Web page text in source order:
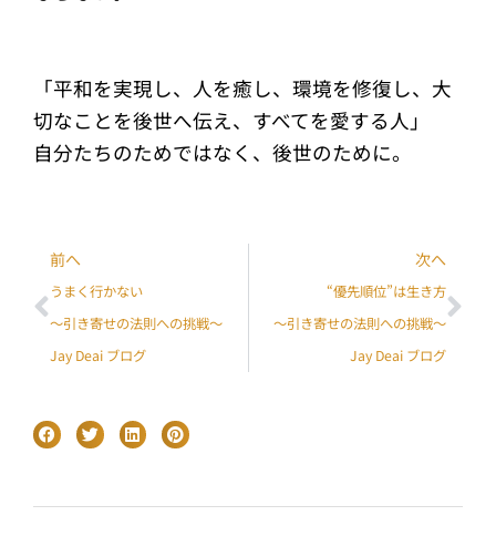
「平和を実現し、人を癒し、環境を修復し、大
切なことを後世へ伝え、すべてを愛する人」
自分たちのためではなく、後世のために。
前へ
うまく行かない
〜引き寄せの法則への挑戦〜
Jay Deai ブログ
次へ
“優先順位”は生き方
〜引き寄せの法則への挑戦〜
Jay Deai ブログ